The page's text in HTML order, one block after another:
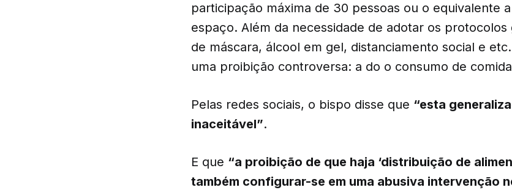
participação máxima de 30 pessoas ou o equivalente
espaço. Além da necessidade de adotar os protocolos
de máscara, álcool em gel, distanciamento social e
uma proibição controversa: a do o consumo de
Pelas redes sociais, o bispo disse que “esta
inaceitável”.
E que “a proibição de que haja ‘distribuição de
também configurar-se em uma abusiva intervenção